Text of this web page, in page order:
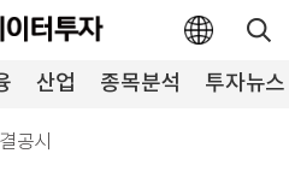
산업 종목분석 투자뉴스
공시